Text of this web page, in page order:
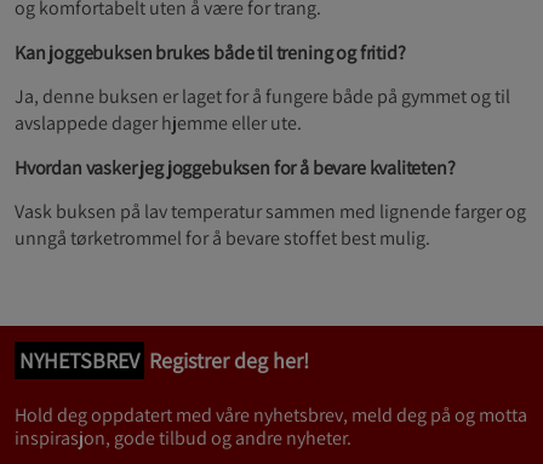
og komfortabelt uten å være for trang.
Kan joggebuksen brukes både til trening og fritid?
Ja, denne buksen er laget for å fungere både på gymmet og til
avslappede dager hjemme eller ute.
Hvordan vasker jeg joggebuksen for å bevare kvaliteten?
Vask buksen på lav temperatur sammen med lignende farger og
unngå tørketrommel for å bevare stoffet best mulig.
NYHETSBREV Registrer deg her!
Hold deg oppdatert med våre nyhetsbrev, meld deg på og motta
inspirasjon, gode tilbud og andre nyheter.